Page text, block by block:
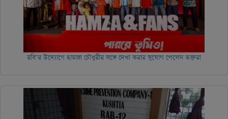
রবি’র উদ্যোগে হামজা চৌধুরীর সঙ্গে দেখা করার সুযোগ পেলেন ভক্তরা